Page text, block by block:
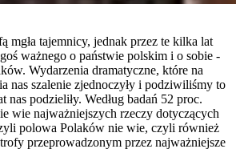
mgła tajemnicy, jednak przez te kilka lat
ważnego o państwie polskim i o sobie -
Wydarzenia dramatyczne, które na
nas szalenie zjednoczyły i podziwiliśmy to
nas podzieliły. Według badań 52 proc.
wie najważniejszych rzeczy dotyczących
polowa Polaków nie wie, czyli również
przeprowadzonym przez najważniejsze